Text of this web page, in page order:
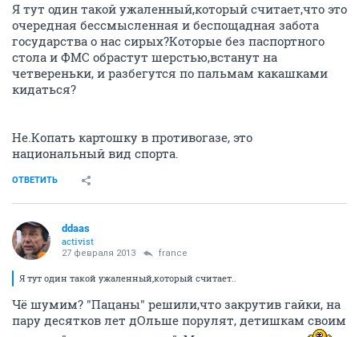
Я тут один такой ужаленный,который считает,что это
очередная бессмысленная и беспощадная забота
государства о нас сирых?Которые без паспортного
стола и ФМС обрастут шерстью,встанут на
четвереньки, и разбегутся по пальмам какашками
кидаться?
Не.Копать картошку в противогазе, это
национальный вид спорта.
ОТВЕТИТЬ
ddaas
activist
27 февраля 2013 france
Я тут один такой ужаленный,который считает..
Чё шумим? "Пацаны" решили,что закрутив гайки, на
пару десятков лет дОльше порулят, детишкам своим